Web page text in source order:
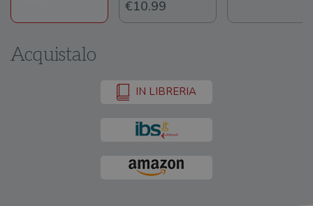
€10.99
Acquistalo
IN LIBRERIA